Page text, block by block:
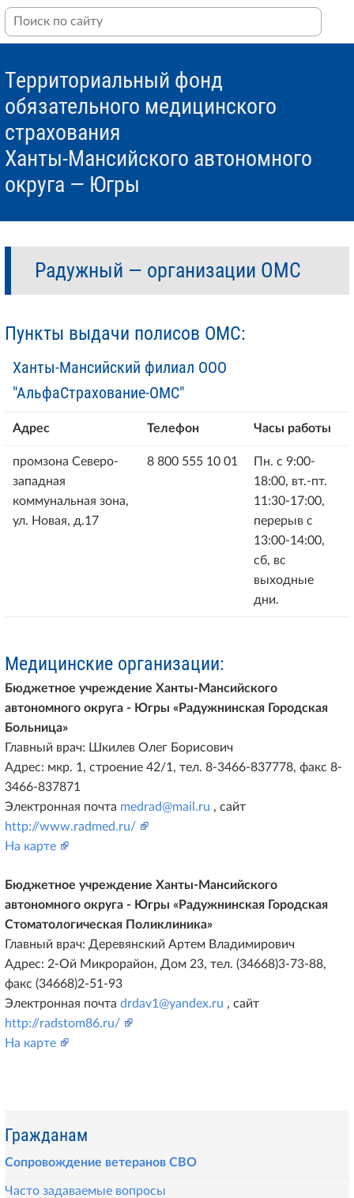
Территориальный фонд
обязательного медицинского
страхования
Ханты-Мансийского автономного
округа — Югры
Радужный — организации ОМС
Пункты выдачи полисов ОМС:
Ханты-Мансийский филиал ООО
"АльфаСтрахование-ОМС"
Адрес Телефон Часы работы
промзона Северо-
западная
коммунальная зона,
ул. Новая, д.17
8 800 555 10 01
Пн. с 9:00-
18:00, вт.-пт.
11:30-17:00,
перерыв с
13:00-14:00,
сб, вс
выходные
дни.
Медицинские организации:
Бюджетное учреждение Ханты-Мансийского
автономного округа - Югры «Радужнинская Городская
Больница»
Главный врач: Шкилев Олег Борисович
Адрес: мкр. 1, строение 42/1, тел. 8-3466-837778, факс 8-
3466-837871
Электронная почта medrad@mail.ru , сайт
http://www.radmed.ru/
На карте
Бюджетное учреждение Ханты-Мансийского
автономного округа - Югры «Радужнинская Городская
Стоматологическая Поликлиника»
Главный врач: Деревянский Артем Владимирович
Адрес: 2-Ой Микрорайон, Дом 23, тел. (34668)3-73-88,
факс (34668)2-51-93
Электронная почта drdav1@yandex.ru , сайт
http://radstom86.ru/
На карте
Гражданам
Сопровождение ветеранов СВО
Часто задаваемые вопросы